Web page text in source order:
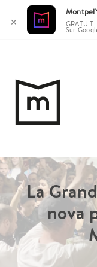
contenu
La
nova
✕ GRATUIT
Sur